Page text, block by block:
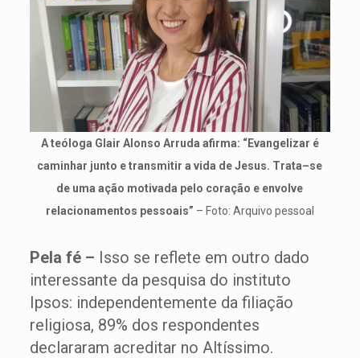
A teóloga Glair Alonso Arruda afirma: “Evangelizar é
caminhar junto e transmitir a vida de Jesus. Trata–se
de uma ação motivada pelo coração e envolve
relacionamentos pessoais” – Foto: Arquivo pessoal
Pela fé – Isso se reflete em outro dado
interessante da pesquisa do instituto
Ipsos: independentemente da filiação
religiosa, 89% dos respondentes
declararam acreditar no Altíssimo.